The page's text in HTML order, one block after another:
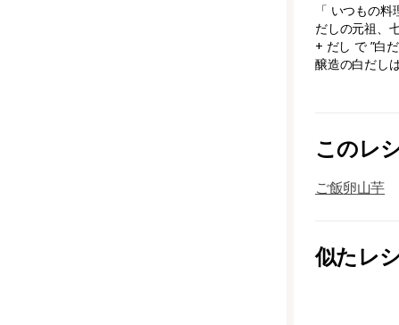
「 いつもの
だしの元祖、
+ だし で ”白
醸造の白だし
このレ
ご飯卵山芋
似たレ